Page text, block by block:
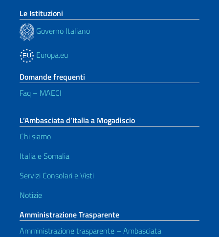
Le Istituzioni
Governo Italiano
Europa.eu
Domande frequenti
Faq – MAECI
L’Ambasciata d’Italia a Mogadiscio
Chi siamo
Italia e Somalia
Servizi Consolari e Visti
Notizie
Amministrazione Trasparente
Amministrazione trasparente – Ambasciata